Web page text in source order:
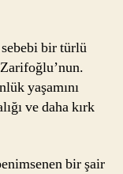
bir türlü
yaşamını
ve daha kırk
bir şair